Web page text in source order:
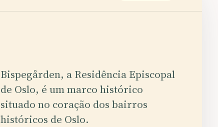
Bispegården, a Residência Episcopal
de Oslo, é um marco histórico
situado no coração dos bairros
históricos de Oslo.